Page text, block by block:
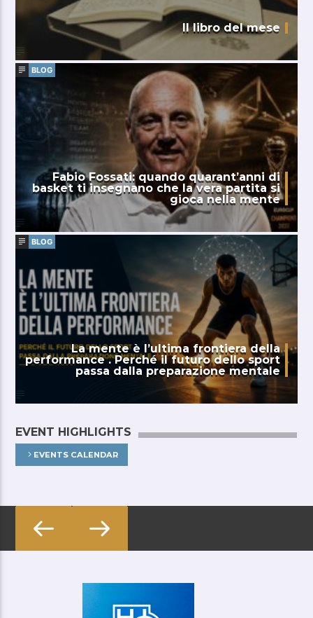
Il libro del mese
BLOG
Fabio Fossati: quando quarant’anni di
basket ti insegnano che la vera partita si
gioca nella mente
BLOG
La mente è l’ultima frontiera della
performance . Perché il futuro dello sport
passa dalla preparazione mentale
EVENT HIGHLIGHTS
EVENTS CALENDAR